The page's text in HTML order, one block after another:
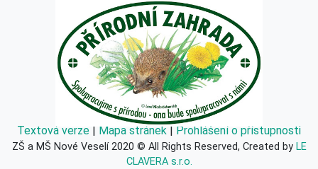
Textová verze | Mapa stránek | Prohlášení o přístupnosti
ZŠ a MŠ Nové Veselí 2020 © All Rights Reserved, Created by LE
CLAVERA s.r.o.